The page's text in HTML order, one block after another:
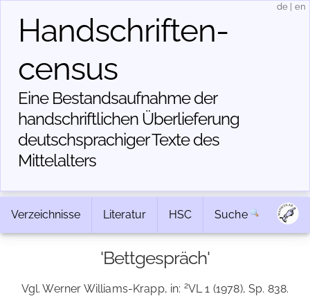
Handschriften­
census
Eine Bestandsaufnahme der
handschriftlichen Über­lieferung
deutschsprachiger Texte des
Mittelalters
de en
Verzeichnisse Literatur HSC Suche
'Bettgespräch'
Vgl. Werner Williams-Krapp, in: 2VL 1 (1978), Sp. 838.